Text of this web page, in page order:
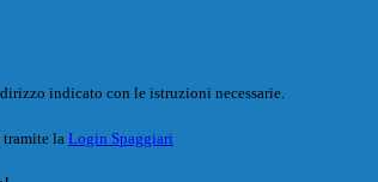
indicato con le istruzioni necessarie.
tramite la Login Spaggiari